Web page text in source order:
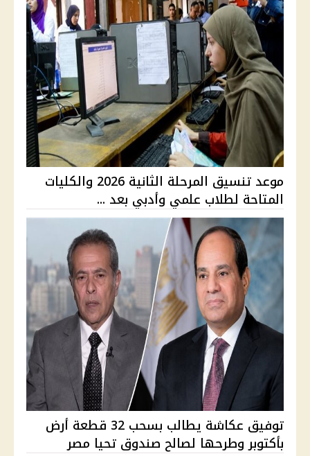
موعد تنسيق المرحلة الثانية 2026 والكليات
المتاحة لطلاب علمي وأدبي بعد ...
توفيق عكاشة يطالب بسحب 32 قطعة أرض
بأكتوبر وطرحها لصالح صندوق تحيا مصر